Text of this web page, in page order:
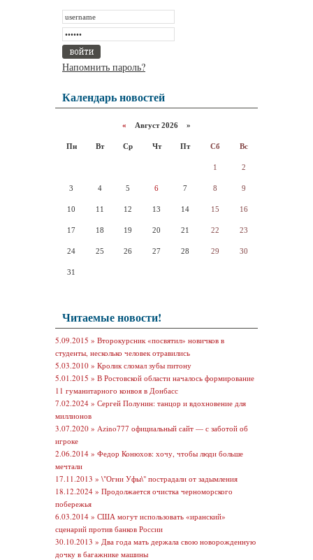
Напомнить пароль?
Календарь новостей
« Август 2026 »
Пн Вт Ср Чт Пт Сб Вс
1 2
3 4 5 6 7 8 9
10 11 12 13 14 15 16
17 18 19 20 21 22 23
24 25 26 27 28 29 30
31
Читаемые новости!
5.09.2015 » Второкурсник «посвятил» новичков в
студенты, несколько человек отравились
5.03.2010 » Кролик сломал зубы питону
5.01.2015 » В Ростовской области началось формирование
11 гуманитарного конвоя в Донбасс
7.02.2024 » Сергей Полунин: танцор и вдохновение для
миллионов
3.07.2020 » Azino777 официальный сайт — с заботой об
игроке
2.06.2014 » Федор Конюхов: хочу, чтобы люди больше
мечтали
17.11.2013 » \"Огни Уфы\" пострадали от задымления
18.12.2024 » Продолжается очистка черноморского
побережья
6.03.2014 » США могут использовать «иранский»
сценарий против банков России
30.10.2013 » Два года мать держала свою новорожденную
дочку в багажнике машины